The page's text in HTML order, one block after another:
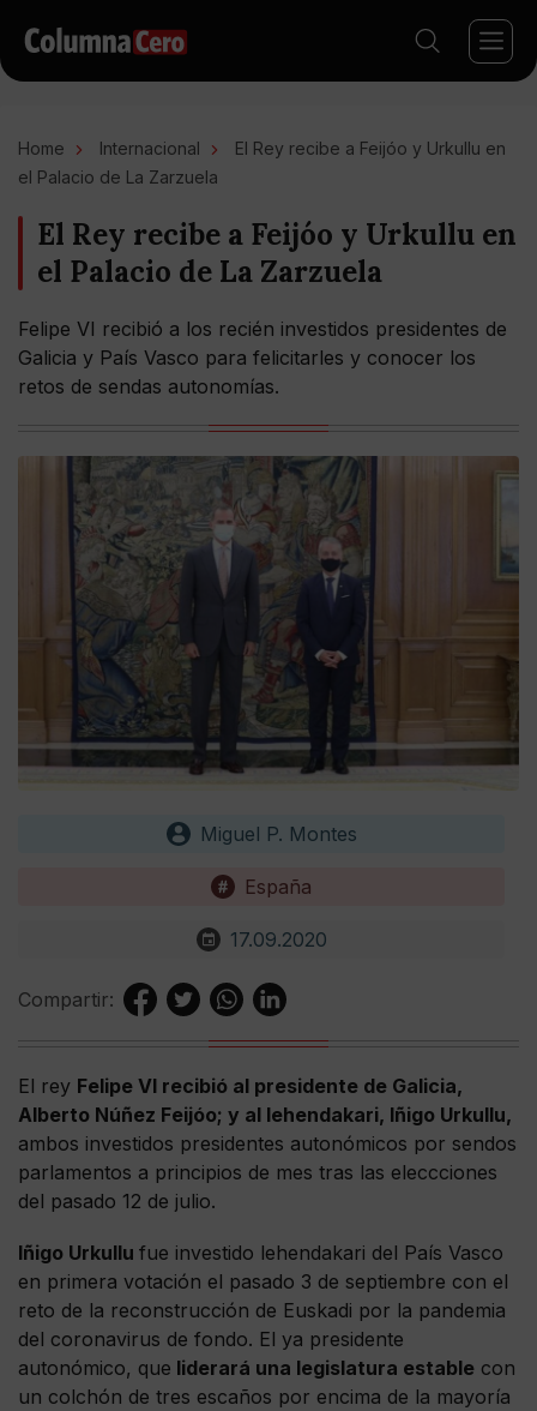
Home Internacional
El Rey recibe a Feijóo y Urkullu en
el Palacio de La Zarzuela
El Rey recibe a Feijóo y Urkullu en
el Palacio de La Zarzuela
Felipe VI recibió a los recién investidos presidentes de
Galicia y País Vasco para felicitarles y conocer los
retos de sendas autonomías.
Miguel P. Montes
España
17.09.2020
Compartir:
El rey Felipe VI recibió al presidente de Galicia,
Alberto Núñez Feijóo; y al lehendakari, Iñigo Urkullu,
ambos investidos presidentes autonómicos por sendos
parlamentos a principios de mes tras las eleccciones
del pasado 12 de julio.
Iñigo Urkullu fue investido lehendakari del País Vasco
en primera votación el pasado 3 de septiembre con el
reto de la reconstrucción de Euskadi por la pandemia
del coronavirus de fondo. El ya presidente
autonómico, que liderará una legislatura estable con
un colchón de tres escaños por encima de la mayoría